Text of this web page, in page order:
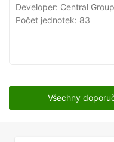
Developer: Central Group
Počet jednotek: 83
Všechny